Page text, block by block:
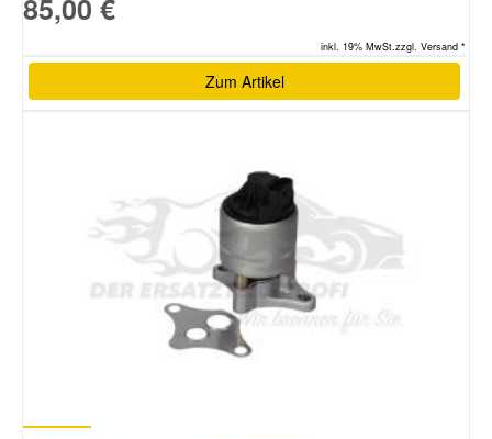
85,00 €
inkl. 19% MwSt.zzgl. Versand *
Zum Artikel